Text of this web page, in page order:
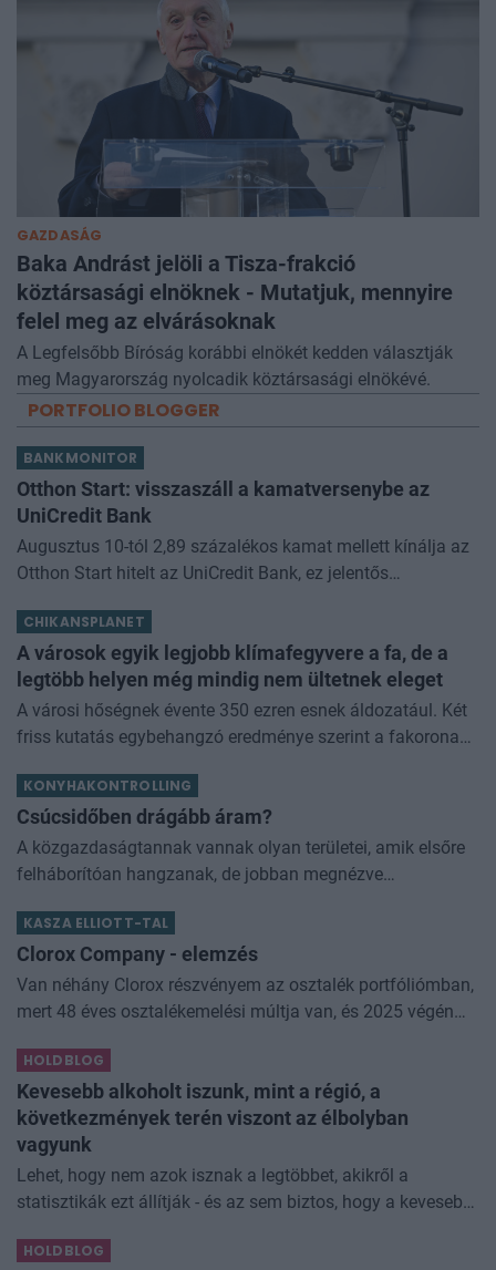
GAZDASÁG
Baka Andrást jelöli a Tisza-frakció
köztársasági elnöknek - Mutatjuk, mennyire
felel meg az elvárásoknak
A Legfelsőbb Bíróság korábbi elnökét kedden választják
meg Magyarország nyolcadik köztársasági elnökévé.
PORTFOLIO BLOGGER
BANKMONITOR
Otthon Start: visszaszáll a kamatversenybe az
UniCredit Bank
Augusztus 10-tól 2,89 százalékos kamat mellett kínálja az
Otthon Start hitelt az UniCredit Bank, ez jelentős
kamathoz képest. De arról sem s
CHIKANSPLANET
A városok egyik legjobb klímafegyvere a fa, de a
legtöbb helyen még mindig nem ültetnek eleget
A városi hőségnek évente 350 ezren esnek áldozatául. Két
friss kutatás egybehangzó eredménye szerint a fakorona
KONYHAKONTROLLING
Csúcsidőben drágább áram?
A közgazdaságtannak vannak olyan területei, amik elsőre
felháborítóan hangzanak, de jobban megnézve
némi kellemetlenséggel is járnak. Az
KASZA ELLIOTT-TAL
Clorox Company - elemzés
Van néhány Clorox részvényem az osztalék portfóliómban,
mert 48 éves osztalékemelési múltja van, és 2025 végén
dividend king-et. Azt
HOLDBLOG
Kevesebb alkoholt iszunk, mint a régió, a
következmények terén viszont az élbolyban
vagyunk
Lehet, hogy nem azok isznak a legtöbbet, akikről a
statisztikák ezt állítják - és az sem biztos, hogy a kevesebb
Kevesebb alkoholt iszunk
HOLDBLOG